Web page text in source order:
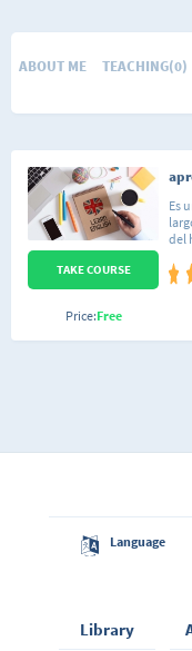
ABOUT ME TEACHING(0)
Es
del
TAKE COURSE
Price:Free
Language
Library